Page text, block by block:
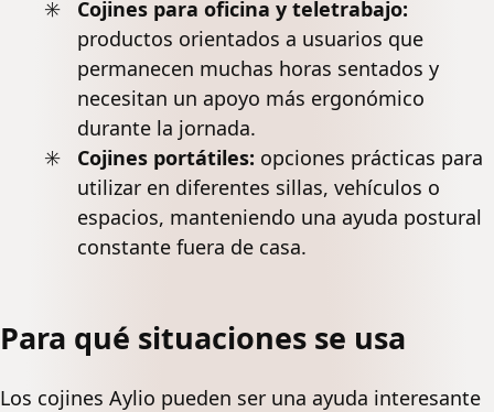
Cojines para oficina y teletrabajo:
productos orientados a usuarios que
permanecen muchas horas sentados y
necesitan un apoyo más ergonómico
durante la jornada.
Cojines portátiles: opciones prácticas para
utilizar en diferentes sillas, vehículos o
espacios, manteniendo una ayuda postural
constante fuera de casa.
Para qué situaciones se usa
Los cojines Aylio pueden ser una ayuda interesante